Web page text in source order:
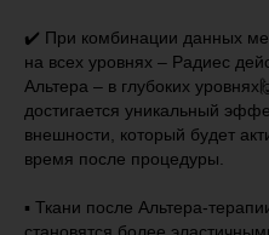
✔️ При комбинации данных
на всех уровнях – Радиес
Альтера – в глубоких
достигается уникальный
внешности, который будет
время после процедуры.
▪️ Ткани после Альтера-